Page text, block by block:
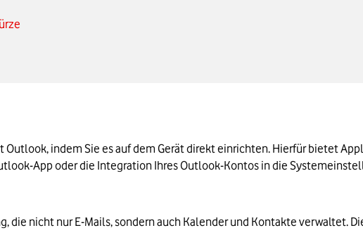
indem Sie es auf dem Gerät direkt einrichten. Hierfür bietet
App oder die Integration Ihres Outlook-Kontos in die
die nicht nur E-Mails, sondern auch Kalender und Kontakte verwaltet.